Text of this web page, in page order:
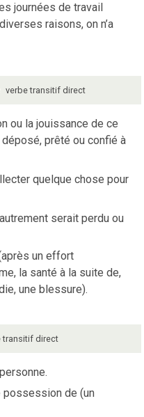
journées de travail
raisons, on n’a
verbe transitif direct
ou la jouissance de ce
prêté ou confié à
quelque chose pour
serait perdu ou
un effort
la santé à la suite de,
une blessure).
transitif direct
possession de (un